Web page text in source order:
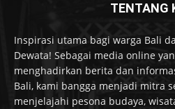
TENTANG
Inspirasi utama bagi warga Bali
Dewata! Sebagai media online
menghadirkan berita dan
Bali, kami bangga menjadi mitra
menjelajahi pesona budaya,